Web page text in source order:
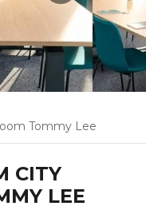
Tommy Lee
CITY
LEE